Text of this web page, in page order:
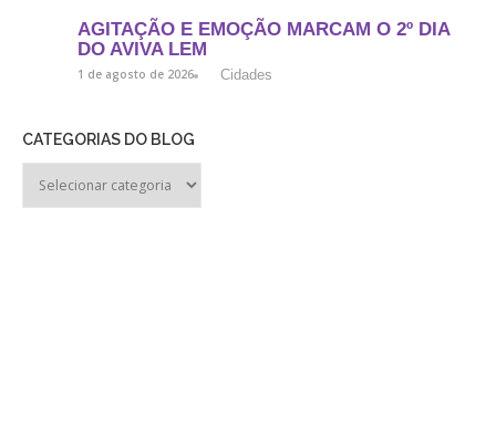
AGITAÇÃO E EMOÇÃO MARCAM O 2º DIA
DO AVIVA LEM
1 de agosto de 2026 Cidades
CATEGORIAS DO BLOG